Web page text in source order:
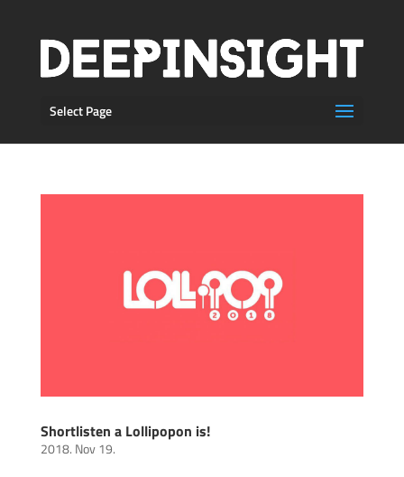
Select Page
Shortlisten a Lollipopon is!
2018. Nov 19.